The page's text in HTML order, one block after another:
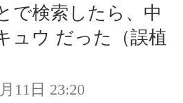
で検索したら、中
ュウ だった（誤植
11日 23:20